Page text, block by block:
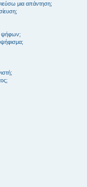
μια απάντηση;
ψήφων;